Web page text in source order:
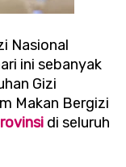
Nasional
ini sebanyak
Gizi
Makan Bergizi
di seluruh